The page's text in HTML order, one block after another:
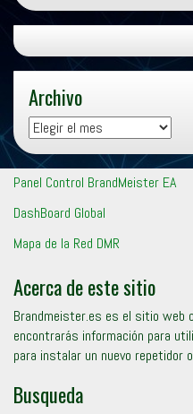
Archivo
Archivo
Panel Control BrandMeister EA
DashBoard Global
Mapa de la Red DMR
Acerca de este sitio
Brandmeister.es es el sitio web
encontrarás información para
para instalar un nuevo repetidor
Busqueda